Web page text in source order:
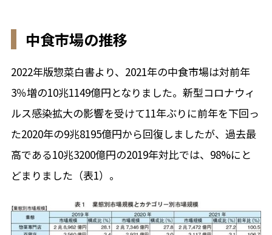
中食市場の推移
2022年版惣菜白書より、2021年の中食市場は対前年
3％増の10兆1149億円となりました。新型コロナウィ
ルス感染拡大の影響を受けて11年ぶりに前年を下回っ
た2020年の9兆8195億円から回復しましたが、過去最
高である10兆3200億円の2019年対比では、98%にと
どまりました（表1）。